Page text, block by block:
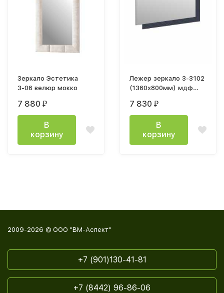
Зеркало Эстетика
З-06 велюр мокко
7 880 ₽
В
корзину
Лежер зеркало З-3102
(1360х800мм) мдф
7 830 ₽
В
корзину
2009-2026 © ООО "ВМ-Аспект"
+7 (901)130-41-81
+7 (8442) 96-86-06